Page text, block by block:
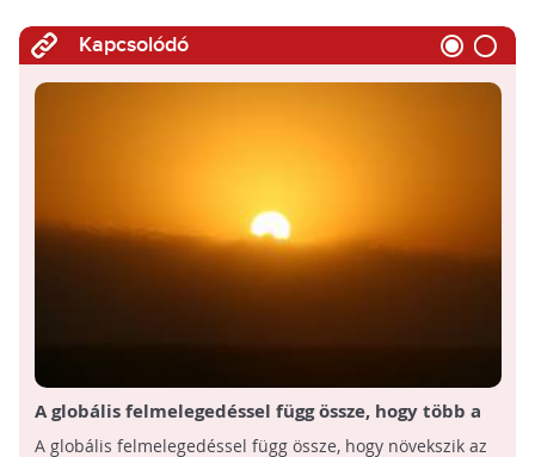
Kapcsolódó
A globális felmelegedéssel függ össze, hogy több a
meleg nyári nap
A globális felmelegedéssel függ össze, hogy növekszik az